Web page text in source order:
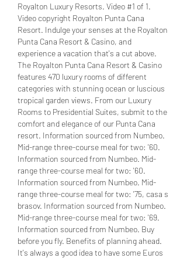
Royalton Luxury Resorts. Video #1 of 1.
Video copyright Royalton Punta Cana
Resort. Indulge your senses at the Royalton
Punta Cana Resort & Casino, and
experience a vacation that's a cut above.
The Royalton Punta Cana Resort & Casino
features 470 luxury rooms of different
categories with stunning ocean or luscious
tropical garden views. From our Luxury
Rooms to Presidential Suites, submit to the
comfort and elegance of our Punta Cana
resort. Information sourced from Numbeo.
Mid-range three-course meal for two: '60.
Information sourced from Numbeo. Mid-
range three-course meal for two: '60.
Information sourced from Numbeo. Mid-
range three-course meal for two: '75, casa s
brasov. Information sourced from Numbeo.
Mid-range three-course meal for two: '69.
Information sourced from Numbeo. Buy
before you fly. Benefits of planning ahead.
It's always a good idea to have some Euros